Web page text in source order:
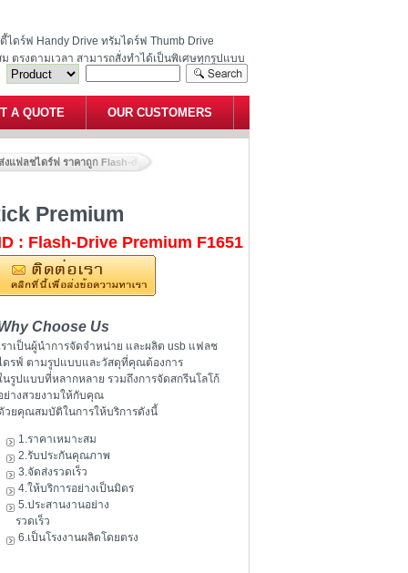
ดร์ฟ Handy Drive ทรัมไดร์ฟ Thumb Drive
ตรงตามเวลา สามารถสั่งทำได้เป็นพิเศษทุกรูปแบบ
A QUOTE OUR CUSTOMERS
งแฟลชไดร์ฟ ราคาถูก Flash-drive Memory-Stick Premium
Premium
: Flash-Drive Premium F1651
Choose Us
ราเป็นผู้นำการจัดจำหน่าย และผลิต usb แฟลช
ดรฟ์ ตามรูปแบบและวัสดุที่คุณต้องการ
นรูปแบบที่หลากหลาย รวมถึงการจัดสกรีนโลโก้
ย่างสวยงามให้กับคุณ
วยคุณสมบัติในการให้บริการดังนี้
1.ราคาเหมาะสม
2.รับประกันคุณภาพ
3.จัดส่งรวดเร็ว
4.ให้บริการอย่างเป็นมิตร
5.ประสานงานอย่าง
รวดเร็ว
6.เป็นโรงงานผลิตโดยตรง